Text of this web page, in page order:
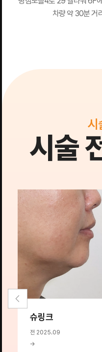
차량 약 30분 거
시
시술
슈링크
전 2025.09
→